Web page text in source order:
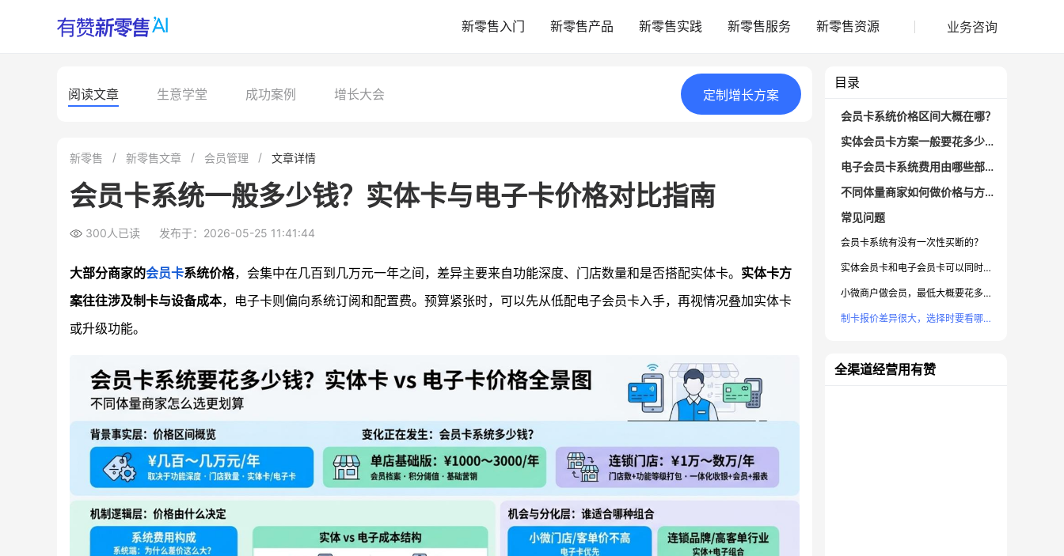
新零售入门 新零售产品 新零售实践 新零售服务 新零售资源 业务咨询
阅读文章 生意学堂 成功案例 增长大会 定制 增长方案
新零售 新零售文章 会员管理 文章详情
会员卡系统一般多少钱？实体卡与电子卡价格对比指南
300人已读 发布于：2026-05-25 11:41:44
大部分商家的会员卡系统价格，会集中在几百到几万元一年之间，差异主要来自功能深度、门店数量和是否搭配实体卡。 实体卡方
案往往涉及制卡与设备成本，电子卡则偏向系统订阅和配置费。预算紧张时，可以先从低配电子会员卡入手，再视情况叠加实体卡
或升级功能。
目录
会员卡系统价格区间大概在哪？
实体会员卡方案一般要花多少钱？
电子会员卡系统费用由哪些部分构成？
不同体量商家如何做价格与方案选择？
常见问题
会员卡系统有没有一次性买断的？
实体会员卡和电子会员卡可以同时用吗？
小微商户做会员，最低大概要花多少钱？
制卡报价差异很大，选择时要看哪些点？
全渠道经营用有赞